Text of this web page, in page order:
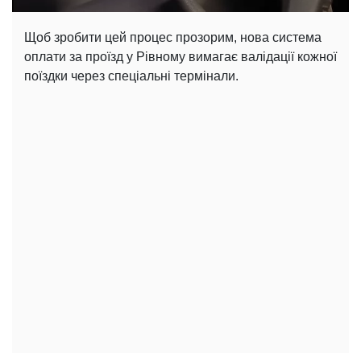
Щоб зробити цей процес прозорим, нова система
оплати за проїзд у Рівному вимагає валідації кожної
поїздки через спеціальні термінали.